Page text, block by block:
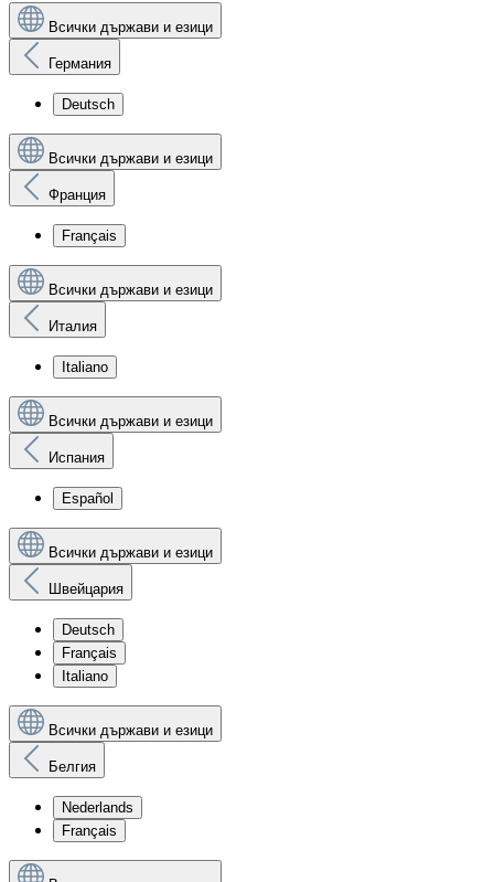
Всички държави и езици
Германия
Deutsch
Всички държави и езици
Франция
Français
Всички държави и езици
Италия
Italiano
Всички държави и езици
Испания
Español
Всички държави и езици
Швейцария
Deutsch
Français
Italiano
Всички държави и езици
Белгия
Nederlands
Français